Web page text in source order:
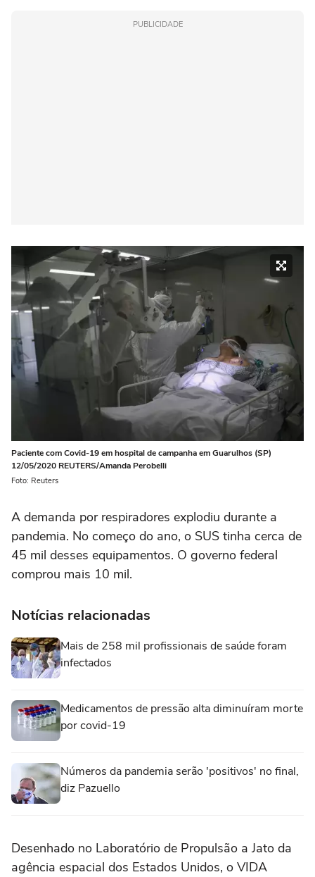
PUBLICIDADE
Paciente com Covid-19 em hospital de campanha em Guarulhos (SP)
12/05/2020 REUTERS/Amanda Perobelli
Foto: Reuters
A demanda por respiradores explodiu durante a
pandemia. No começo do ano, o SUS tinha cerca de
45 mil desses equipamentos. O governo federal
comprou mais 10 mil.
Notícias relacionadas
Mais de 258 mil profissionais de saúde foram
infectados
Medicamentos de pressão alta diminuíram morte
por covid-19
Números da pandemia serão 'positivos' no final,
diz Pazuello
Desenhado no Laboratório de Propulsão a Jato da
agência espacial dos Estados Unidos, o VIDA